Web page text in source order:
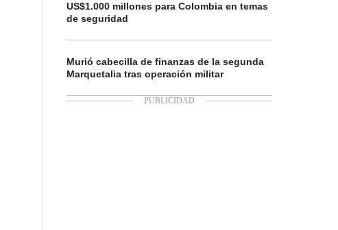
US$1.000 millones para Colombia en temas
de seguridad
Murió cabecilla de finanzas de la segunda
Marquetalia tras operación militar